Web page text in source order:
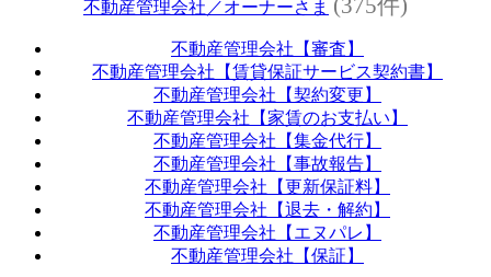
不動産管理会社／オーナーさま
不動産管理会社【審査】
不動産管理会社【賃貸保証サービス契約書】
不動産管理会社【契約変更】
不動産管理会社【家賃のお支払い】
不動産管理会社【集金代行】
不動産管理会社【事故報告】
不動産管理会社【更新保証料】
不動産管理会社【退去・解約】
不動産管理会社【エヌパレ】
不動産管理会社【保証】